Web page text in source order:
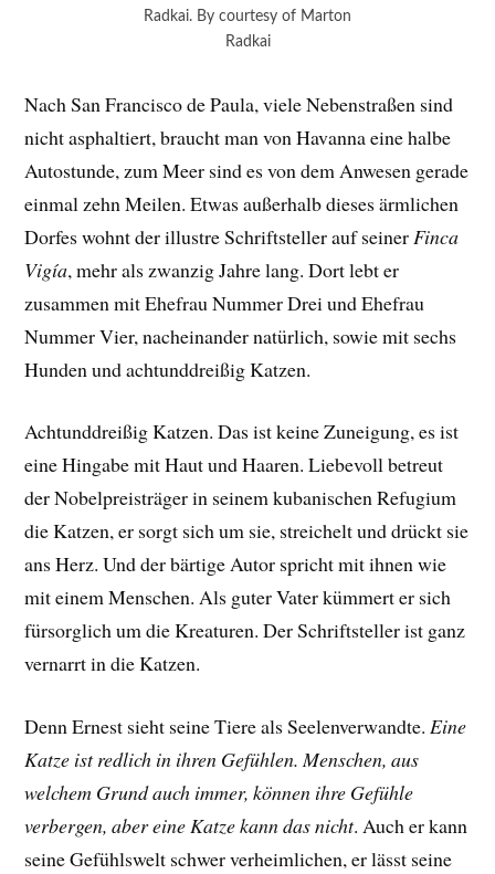
Radkai. By courtesy of Marton
Radkai
Nach San Francisco de Paula, viele Nebenstraßen sind
nicht asphaltiert, braucht man von Havanna eine halbe
Autostunde, zum Meer sind es von dem Anwesen gerade
einmal zehn Meilen. Etwas außerhalb dieses ärmlichen
Dorfes wohnt der illustre Schriftsteller auf seiner Finca
Vigía, mehr als zwanzig Jahre lang. Dort lebt er
zusammen mit Ehefrau Nummer Drei und Ehefrau
Nummer Vier, nacheinander natürlich, sowie mit sechs
Hunden und achtunddreißig Katzen.
Achtunddreißig Katzen. Das ist keine Zuneigung, es ist
eine Hingabe mit Haut und Haaren. Liebevoll betreut
der Nobelpreisträger in seinem kubanischen Refugium
die Katzen, er sorgt sich um sie, streichelt und drückt sie
ans Herz. Und der bärtige Autor spricht mit ihnen wie
mit einem Menschen. Als guter Vater kümmert er sich
fürsorglich um die Kreaturen. Der Schriftsteller ist ganz
vernarrt in die Katzen.
Denn Ernest sieht seine Tiere als Seelenverwandte.Eine
Katze ist redlich in ihren Gefühlen. Menschen, aus
welchem Grund auch immer, können ihre Gefühle
verbergen, aber eine Katze kann das nicht. Auch er kann
seine Gefühlswelt schwer verheimlichen, er lässt seine